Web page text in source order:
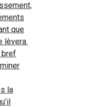
que
lèvera.
bref
la